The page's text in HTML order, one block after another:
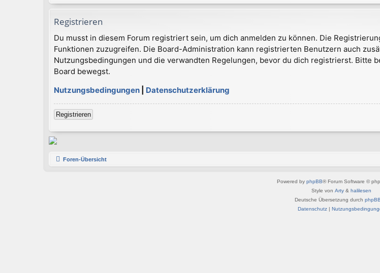
Registrieren
Du musst in diesem Forum registriert sein, um dich anmelden zu können. Die
Funktionen zuzugreifen. Die Board-Administration kann registrierten Benutzern auch
Nutzungsbedingungen und die verwandten Regelungen, bevor du dich registrierst. Bitte
Board bewegst.
Nutzungsbedingungen| Datenschutzerklärung
Registrieren
Foren-Übersicht
Powered by phpBB® Forum Software ©
Style von Arty & halilesen
Deutsche Übersetzung durch
Datenschutz|